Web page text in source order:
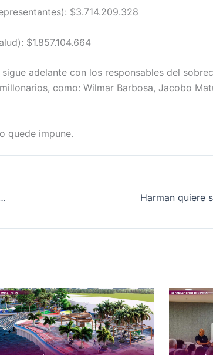
$3.714.209.328
$1.857.104.664
adelante con los responsables del
como: Wilmar Barbosa, Jacobo
quede impune.
por hechos de corrupción